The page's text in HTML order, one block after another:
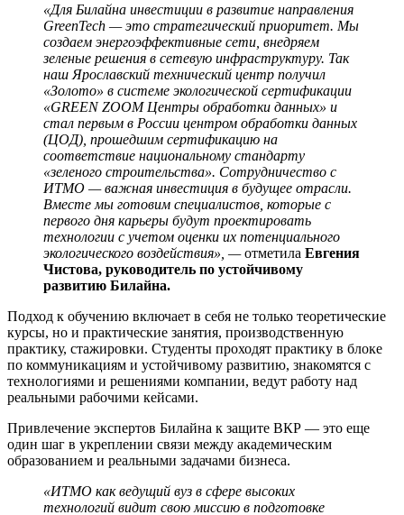
«Для Билайна инвестиции в развитие направления
GreenTech — это стратегический приоритет. Мы
создаем энергоэффективные сети, внедряем
зеленые решения в сетевую инфраструктуру. Так
наш Ярославский технический центр получил
«Золото» в системе экологической сертификации
«GREEN ZOOM Центры обработки данных» и
стал первым в России центром обработки данных
(ЦОД), прошедшим сертификацию на
соответствие национальному стандарту
«зеленого строительства». Сотрудничество с
ИТМО — важная инвестиция в будущее отрасли.
Вместе мы готовим специалистов, которые с
первого дня карьеры будут проектировать
технологии с учетом оценки их потенциального
экологического воздействия», —отметила Евгения
Чистова, руководитель по устойчивому
развитию Билайна.
Подход к обучению включает в себя не только теоретические
курсы, но и практические занятия, производственную
практику, стажировки. Студенты проходят практику в блоке
по коммуникациям и устойчивому развитию, знакомятся с
технологиями и решениями компании, ведут работу над
реальными рабочими кейсами.
Привлечение экспертов Билайна к защите ВКР — это еще
один шаг в укреплении связи между академическим
образованием и реальными задачами бизнеса.
«ИТМО как ведущий вуз в сфере высоких
технологий видит свою миссию в подготовке